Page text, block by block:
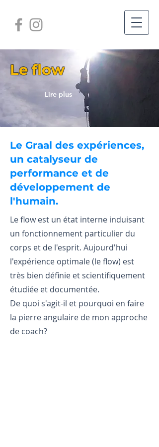
Le flow
Lire plus
Le Graal des expériences,
un catalyseur de
performance et de
développement de
l'humain.
Le flow est un état interne induisant
un fonctionnement particulier du
corps et de l'esprit. Aujourd'hui
l'expérience optimale (le flow) est
très bien définie et scientifiquement
étudiée et documentée.
De quoi s'agit-il et pourquoi en faire
la pierre angulaire de mon approche
de coach?